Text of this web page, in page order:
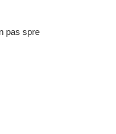
pas spre